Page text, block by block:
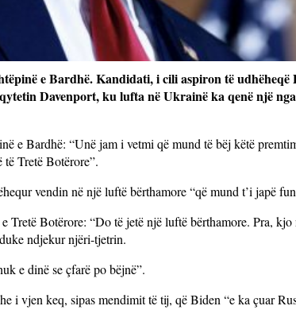
e Bardhë. Kandidati, i cili aspiron të udhëheqë
Davenport, ku lufta në Ukrainë ka qenë një
e Bardhë: “Unë jam i vetmi që mund të bëj këtë
Tretë Botërore”.
vendin në një luftë bërthamore “që mund t’i japë
Botërore: “Do të jetë një luftë bërthamore. Pra, kjo
ndjekur njëri-tjetrin.
e dinë se çfarë po bëjnë”.
i vjen keq, sipas mendimit të tij, që Biden “e ka çuar